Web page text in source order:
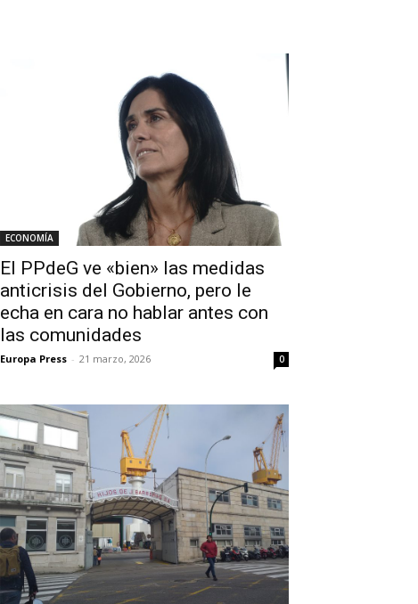
ECONOMÍA
El PPdeG ve «bien» las medidas
anticrisis del Gobierno, pero le
echa en cara no hablar antes con
las comunidades
Europa Press - 21 marzo, 2026 0